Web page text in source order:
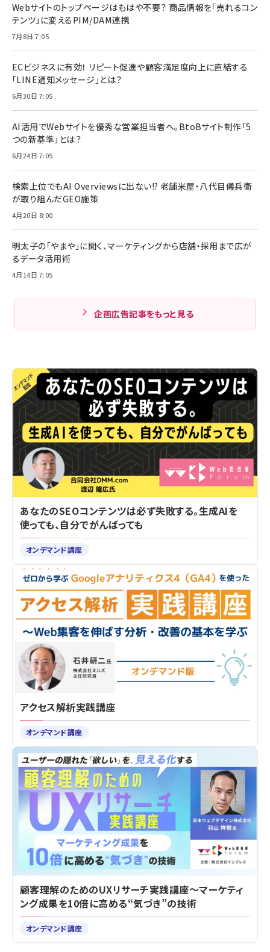
Webサイトのトップページはもはや不要？ 商品情報を「売れるコン
テンツ」に変えるPIM/DAM連携
7月8日 7:05
ECビジネスに有効！ リピート促進や顧客満足度向上に直結する
「LINE通知メッセージ」とは？
6月30日 7:05
AI活用でWebサイトを優秀な営業担当者へ。BtoBサイト制作「5
つの新基準」とは？
6月24日 7:05
検索上位でもAI Overviewsに出ない!? 老舗米屋・八代目儀兵衛
が取り組んだGEO施策
4月20日 8:00
明太子の「やまや」に聞く、マーケティングから店舗・採用まで広が
るデータ活用術
4月14日 7:05
企画広告記事をもっと見る
あなたのSEOコンテンツは必ず失敗する。生成AIを
使っても、自分でがんばっても
オンデマンド講座
アクセス解析実践講座
オンデマンド講座
顧客理解のためのUXリサーチ実践講座～マーケティ
ング成果を10倍に高める“気づき”の技術
オンデマンド講座